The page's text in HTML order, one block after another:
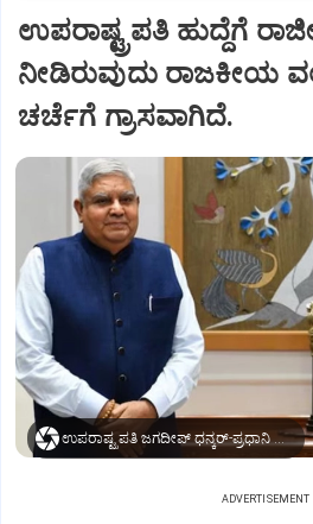
ಉಪರಾಷ್ಟ್ರಪತಿ ಹುದ್ದೆಗೆ
ನೀಡಿರುವುದು ರಾಜಕೀಯ
ಚರ್ಚೆಗೆ ಗ್ರಾಸವಾಗಿದೆ.
ಉಪರಾಷ್ಟ್ರಪತಿ ಜಗದೀಪ್‌ ಧನ್ಕರ್-ಪ್ರಧಾನಿ ಮೋದಿ
ADVERTISEMENT